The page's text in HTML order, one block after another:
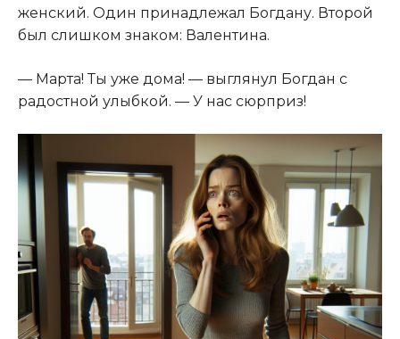
женский. Один принадлежал Богдану. Второй
был слишком знаком: Валентина.
— Марта! Ты уже дома! — выглянул Богдан с
радостной улыбкой. — У нас сюрприз!